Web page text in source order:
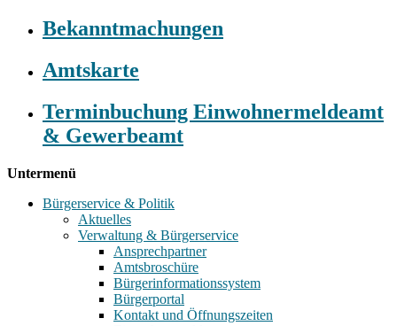
Bekanntmachungen
Amtskarte
Terminbuchung Einwohnermeldeamt
& Gewerbeamt
Untermenü
Bürgerservice & Politik
Aktuelles
Verwaltung & Bürgerservice
Ansprechpartner
Amtsbroschüre
Bürgerinformationssystem
Bürgerportal
Kontakt und Öffnungszeiten